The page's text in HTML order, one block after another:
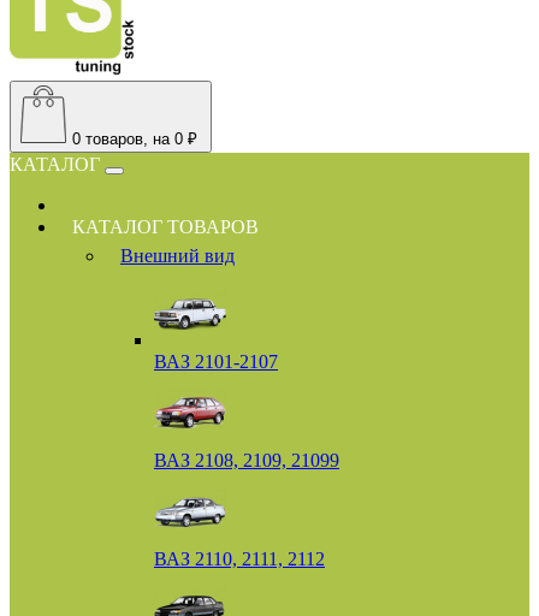
0 товаров, на 0 ₽
КАТАЛОГ
КАТАЛОГ ТОВАРОВ
Внешний вид
ВАЗ 2101-2107
ВАЗ 2108, 2109, 21099
ВАЗ 2110, 2111, 2112